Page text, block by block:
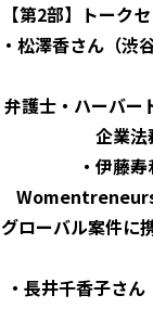
【第2部】トーク
・松澤香さん（渋
弁護士・ハーバー
企業法
・伊藤
グローバル案件に
・長井千香子さ